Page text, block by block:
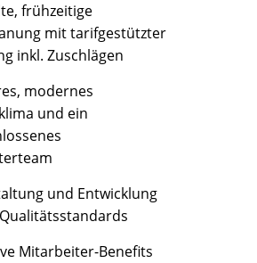
frühzeitige
mit tarifgestützter
inkl. Zuschlägen
modernes
und ein
und Entwicklung
Mitarbeiter-Benefits